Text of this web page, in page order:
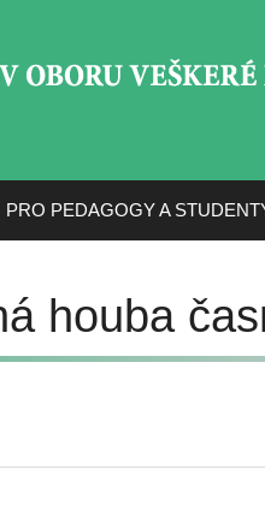
PRO PEDAGOGY A
houba